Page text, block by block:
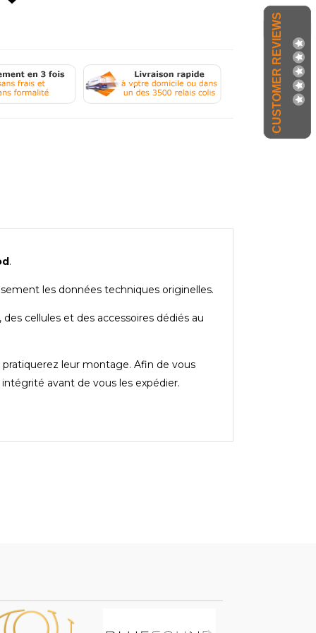
.
.
les données techniques originelles.
cellules et des accessoires dédiés au
leur montage. Afin de vous
avant de vous les expédier.
CUSTOMER REVIEWS